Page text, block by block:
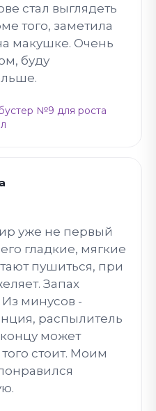
стал выглядеть
того, заметила
макушке. Очень
буду
№9 для роста
уже не первый
гладкие, мягкие
пушиться, при
Запах
минусов -
распылитель
концу может
стоит. Моим